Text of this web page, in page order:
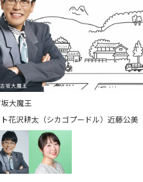
HOT NEWS最
GUESTゲスト情報
会社概要
採用情報
大魔王
花沢耕太（シカゴプードル） 近藤公美